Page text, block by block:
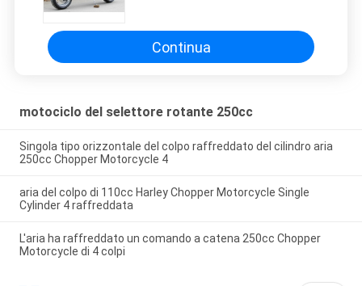
Continua
motociclo del selettore rotante 250cc
Singola tipo orizzontale del colpo raffreddato del cilindro aria
250cc Chopper Motorcycle 4
aria del colpo di 110cc Harley Chopper Motorcycle Single
Cylinder 4 raffreddata
L'aria ha raffreddato un comando a catena 250cc Chopper
Motorcycle di 4 colpi